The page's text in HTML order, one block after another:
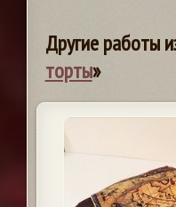
Другие работы
торты»